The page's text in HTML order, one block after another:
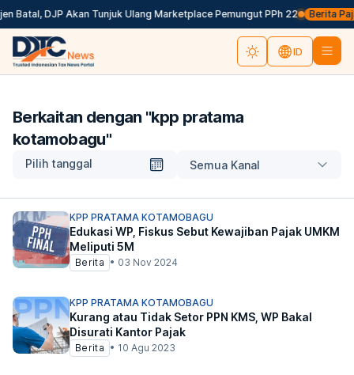
Batal, DJP Akan Tunjuk Ulang Marketplace Pemungut PPh 22 Berita
ID
Berkaitan dengan "kpp pratama
kotamobagu"
Pilih tanggal Semua Kanal
KPP PRATAMA KOTAMOBAGU
Edukasi WP, Fiskus Sebut Kewajiban Pajak UMKM
Meliputi 5M
Berita • 03 Nov 2024
KPP PRATAMA KOTAMOBAGU
Kurang atau Tidak Setor PPN KMS, WP Bakal
Disurati Kantor Pajak
Berita • 10 Agu 2023